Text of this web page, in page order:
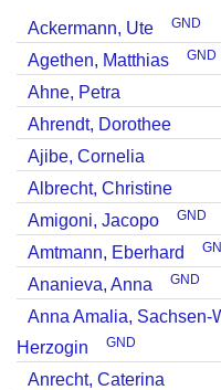
Ackermann, Ute GND
Agethen, Matthias GND
Ahne, Petra
Ahrendt, Dorothee
Ajibe, Cornelia
Albrecht, Christine
Amigoni, Jacopo
GND
Amtmann, Eberhard
Ananieva, Anna GND
Anna Amalia, Sachsen-
Herzogin
GND
Anrecht, Caterina